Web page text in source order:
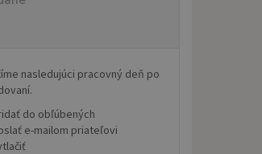
nasledujúci pracovný deň po
do obľúbených
e-mailom priateľovi